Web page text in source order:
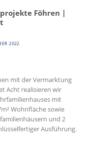
Föhren |
2022
mit der Vermarktung
Acht realisieren wir
mit
Wohnfläche sowie
und 2
Ausführung.